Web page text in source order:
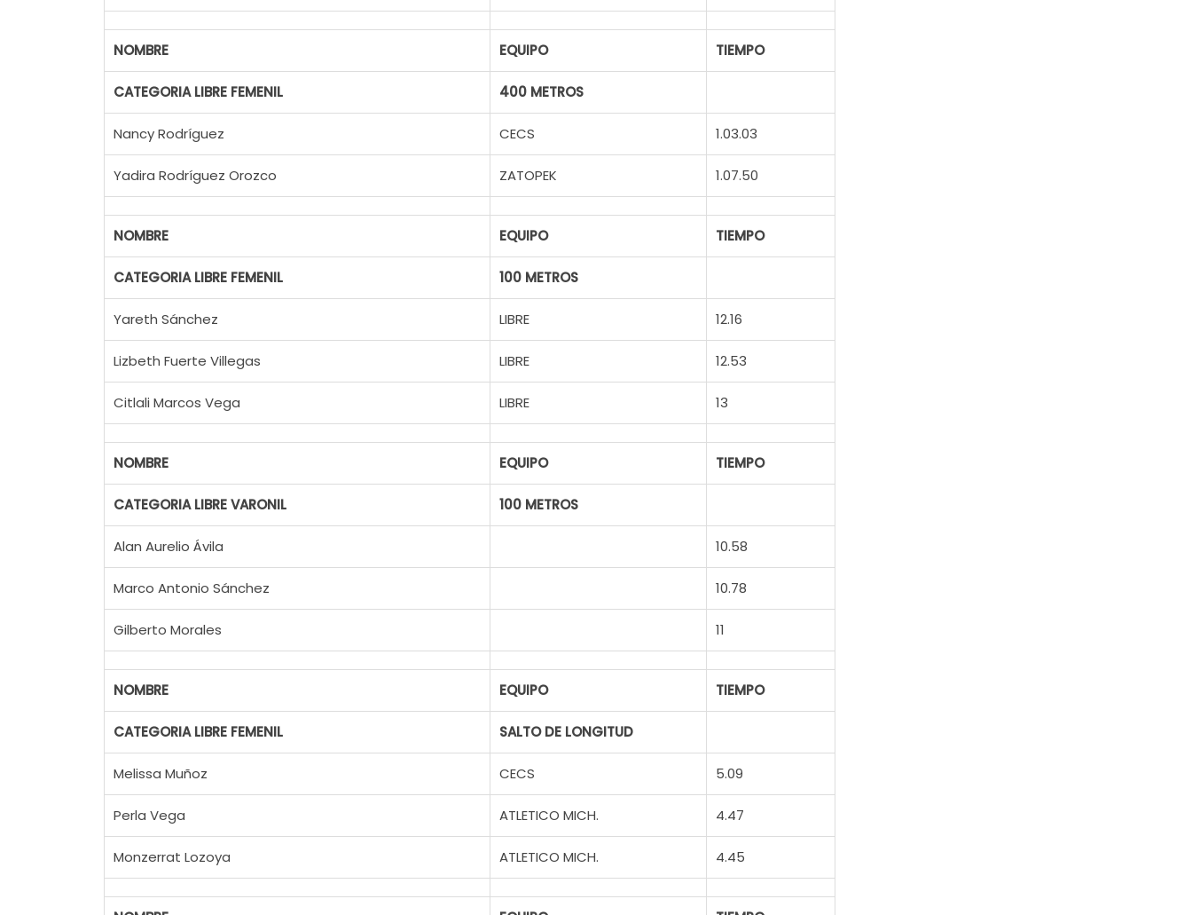
NOMBRE EQUIPO TIEMPO
CATEGORIA LIBRE FEMENIL 400 METROS
Nancy Rodríguez CECS 1.03.03
Yadira Rodríguez Orozco ZATOPEK 1.07.50
NOMBRE EQUIPO TIEMPO
CATEGORIA LIBRE FEMENIL 100 METROS
Yareth Sánchez LIBRE 12.16
Lizbeth Fuerte Villegas LIBRE 12.53
Citlali Marcos Vega LIBRE 13
NOMBRE EQUIPO TIEMPO
CATEGORIA LIBRE VARONIL 100 METROS
Alan Aurelio Ávila 10.58
Marco Antonio Sánchez 10.78
Gilberto Morales 11
NOMBRE EQUIPO TIEMPO
CATEGORIA LIBRE FEMENIL SALTO DE LONGITUD
Melissa Muñoz CECS 5.09
Perla Vega ATLETICO MICH. 4.47
Monzerrat Lozoya ATLETICO MICH. 4.45